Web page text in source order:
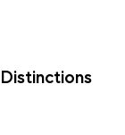
Distinctions